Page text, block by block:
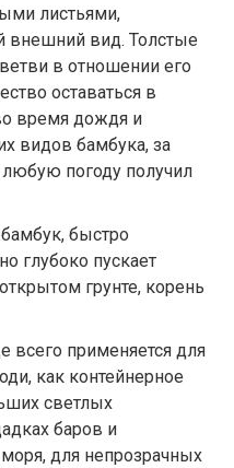
листьями,
внешний вид. Толстые
в отношении его
оставаться в
время дождя и
видов бамбука, за
любую погоду получил
быстро
глубоко пускает
грунте, корень
всего применяется для
как контейнерное
светлых
баров и
для непрозрачных